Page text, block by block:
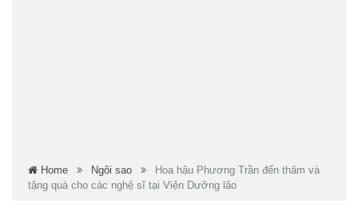
Home Ngôi sao
Hoa hậu Phương Trần đến thăm và
tặng quà cho các nghệ sĩ tại Viện Dưỡng lão